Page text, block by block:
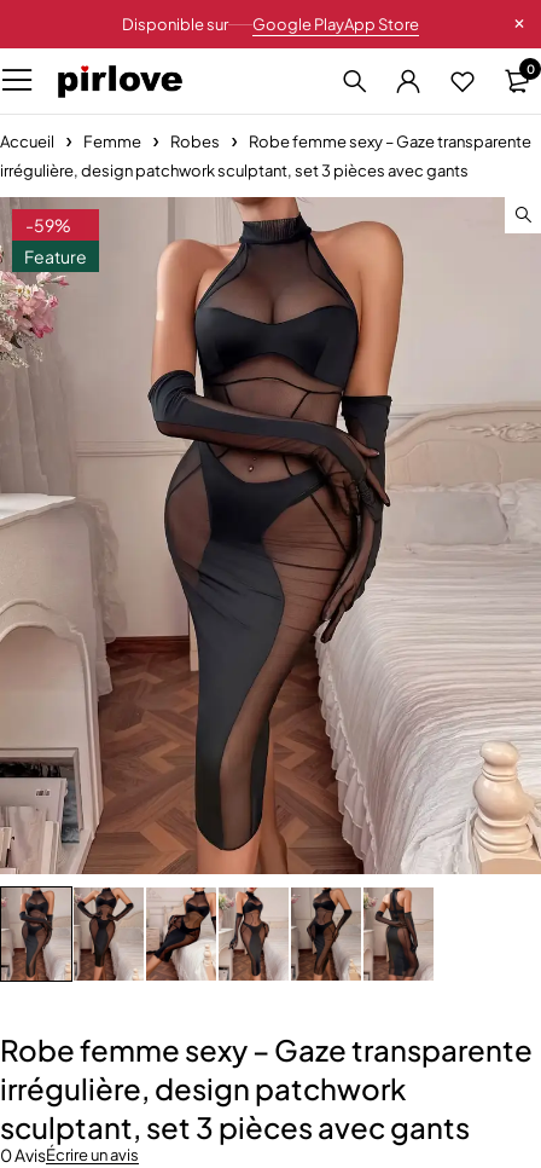
Disponible sur Google PlayApp Store
0
Accueil Femme Robes
Robe femme sexy – Gaze transparente
irrégulière, design patchwork sculptant, set 3 pièces avec gants
-59%
Feature
Robe femme sexy – Gaze transparente
irrégulière, design patchwork
sculptant, set 3 pièces avec gants
0 AvisÉcrire un avis